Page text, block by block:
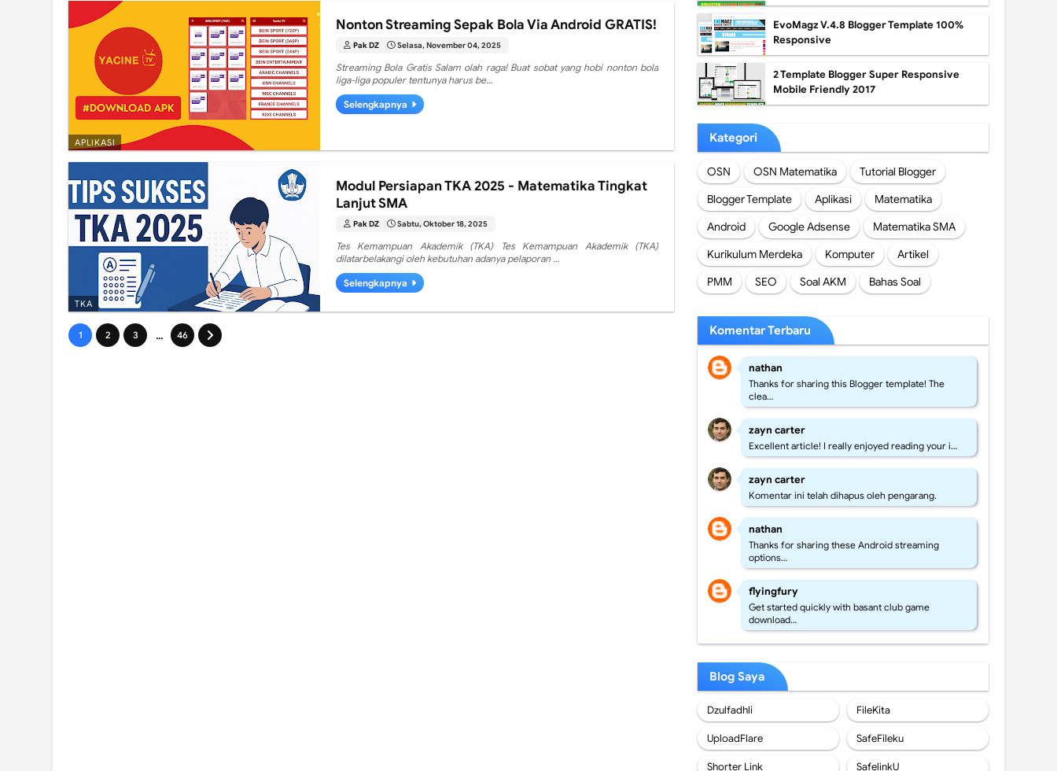
APLIKASI
Nonton Streaming Sepak Bola Via Android GRATIS!
Pak DZ Selasa, November 04, 2025
Streaming Bola Gratis Salam olah raga! Buat sobat yang hobi nonton bola
liga-liga populer tentunya harus be…
Selengkapnya
TKA
Modul Persiapan TKA 2025 - Matematika Tingkat
Lanjut SMA
Pak DZ Sabtu, Oktober 18, 2025
Tes Kemampuan Akademik (TKA) Tes Kemampuan Akademik (TKA)
dilatarbelakangi oleh kebutuhan adanya pelaporan …
Selengkapnya
1 2 3 ... 46
EvoMagz V.4.8 Blogger Template 100%
Responsive
2 Template Blogger Super Responsive
Mobile Friendly 2017
Kategori
OSN OSN Matematika
Tutorial Blogger
Blogger Template
Aplikasi
Matematika
Android
Google Adsense
Matematika SMA
Kurikulum Merdeka
Komputer
Artikel
PMM
SEO Soal AKM Bahas Soal
Komentar Terbaru
nathan
Thanks for sharing this Blogger template! The
clea…
zayn carter
Excellent article! I really enjoyed reading your i…
zayn carter
Komentar ini telah dihapus oleh pengarang.
nathan
Thanks for sharing these Android streaming
options…
flyingfury
Get started quickly with basant club game
download…
Blog Saya
Dzulfadhli FileKita
UploadFlare SafeFileku
Shorter Link SafelinkU